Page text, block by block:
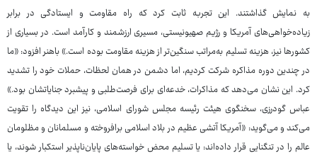
به نمایش گذاشتند. این تجربه ثابت کرد که راه مقاومت و ایستادگی در برابر
زیاده‌خواهی‌های آمریکا و رژیم صهیونیستی، مسیری ارزشمند و کارآمد است. در بسیاری از
کشورها نیز، هزینه تسلیم به‌مراتب سنگین‌تر از هزینه مقاومت بوده است.» باهنر افزود: «ما
در چندین دوره مذاکره شرکت کردیم، اما دشمن در همان لحظات، حملات خود را تشدید
کرد. این نشان می‌دهد که مذاکرات، خدعه‌ای برای فرصت‌طلبی و پیشبرد جنایاتشان بود.»
عباس گودرزی، سخنگوی هیئت رئیسه مجلس شورای اسلامی، نیز این دیدگاه را تقویت
می‌کند و می‌گوید: «آمریکا آتشی عظیم در بلاد اسلامی برافروخته و مسلمانان و مظلومان
عالم را در تنگنایی قرار داده‌اند: یا تسلیم محض خواسته‌های پایان‌ناپذیر استکبار شوند، یا